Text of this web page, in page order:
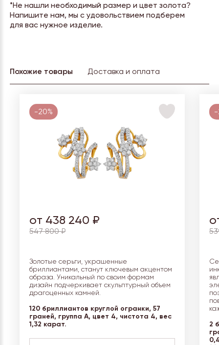
*Не нашли необходимый размер и цвет золота?
Напишите нам, мы с удовольствием подберем
для вас нужное изделие.
Похожие товары Доставка и оплата
-20%
от 438 240 ₽
547 800 ₽
Золотые серьги, украшенные
бриллиантами, станут ключевым акцентом
образа. Уникальный по своим формам
дизайн подчеркивает скульптурный объем
драгоценных камней.
120 бриллиантов круглой огранки, 57
граней, группа А, цвет 4, чистота 4, вес
1,32 карат.
-
2